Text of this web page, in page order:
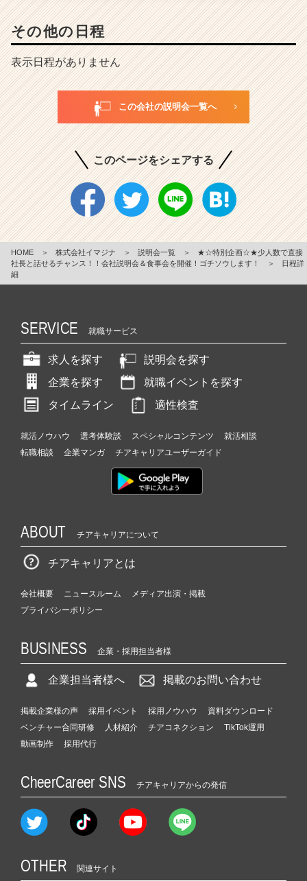
その他の日程
表示日程がありません
この会社の説明会一覧へ
このページをシェアする
HOME ＞ 株式会社イマジナ ＞ 説明会一覧 ＞
★☆特別企画☆★少人数で直接
社長と話せるチャンス！！会社説明会＆食事会を開催！ゴチソウします！
＞
日程詳
細
SERVICE 就職サービス
求人を探す
説明会を探す
企業を探す
就職イベントを探す
タイムライン
適性検査
就活ノウハウ 選考体験談 スペシャルコンテンツ
就活相談
転職相談
企業マンガ チアキャリアユーザーガイド
ABOUT チアキャリアについて
チアキャリアとは
会社概要 ニュースルーム
メディア出演・掲載
プライバシーポリシー
BUSINESS 企業・採用担当者様
企業担当者様へ 掲載のお問い合わせ
掲載企業様の声 採用イベント 採用ノウハウ
資料ダウンロード
ベンチャー合同研修
人材紹介 チアコネクション
TikTok運用
動画制作
採用代行
CheerCareer SNS チアキャリアからの発信
OTHER 関連サイト